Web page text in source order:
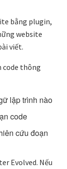
bằng plugin,
website
viết.
code thông
lập trình nào
code
cứu đoạn
Evolved. Nếu